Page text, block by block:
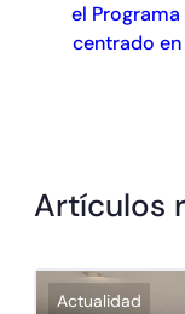
el
centrado
Artículos
Actualidad